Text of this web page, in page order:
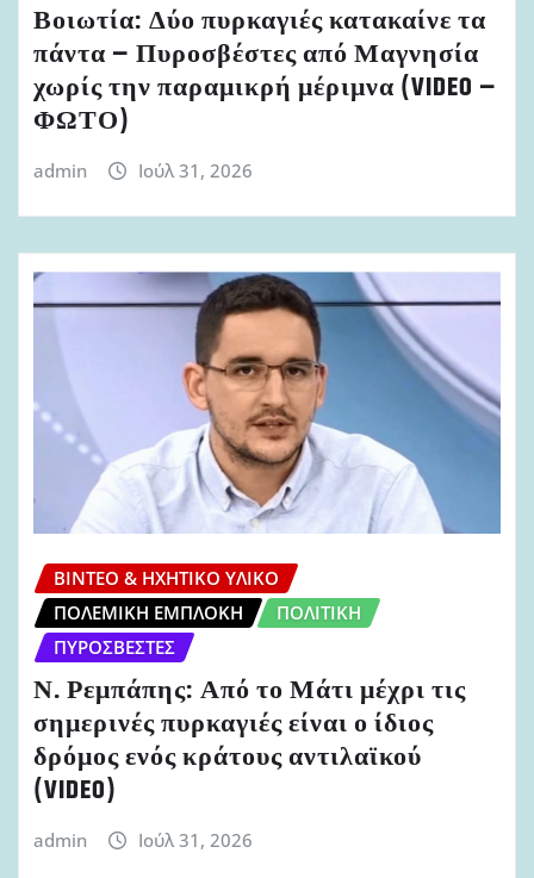
Βοιωτία: Δύο πυρκαγιές κατακαίνε τα
πάντα – Πυροσβέστες από Μαγνησία
χωρίς την παραμικρή μέριμνα (VIDEO –
ΦΩΤΟ)
admin Ιούλ 31, 2026
ΒΊΝΤΕΟ & ΗΧΗΤΙΚΌ ΥΛΙΚΌ
ΠΟΛΕΜΙΚΉ ΕΜΠΛΟΚΉ
ΠΟΛΙΤΙΚΉ
ΠΥΡΟΣΒΈΣΤΕΣ
Ν. Ρεμπάπης: Από το Μάτι μέχρι τις
σημερινές πυρκαγιές είναι ο ίδιος
δρόμος ενός κράτους αντιλαϊκού
(VIDEO)
admin Ιούλ 31, 2026